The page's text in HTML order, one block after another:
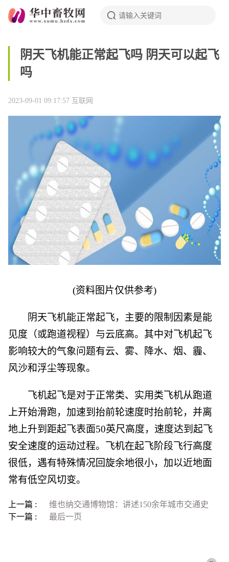
阴天飞机能正常起飞吗 阴天可以起飞
吗
2023-09-01 09:17:57 互联网
(资料图片仅供参考)
阴天飞机能正常起飞，主要的限制因素是能
见度（或跑道视程）与云底高。其中对飞机起飞
影响较大的气象问题有云、雾、降水、烟、霾、
风沙和浮尘等现象。
飞机起飞是对于正常类、实用类飞机从跑道
上开始滑跑，加速到抬前轮速度时抬前轮，并离
地上升到距起飞表面50英尺高度，速度达到起飞
安全速度的运动过程。飞机在起飞阶段飞行高度
很低，遇有特殊情况回旋余地很小，加以近地面
常有低空风切变。
上一篇 :
维也纳交通博物馆：讲述150余年城市交通史
下一篇 :
最后一页